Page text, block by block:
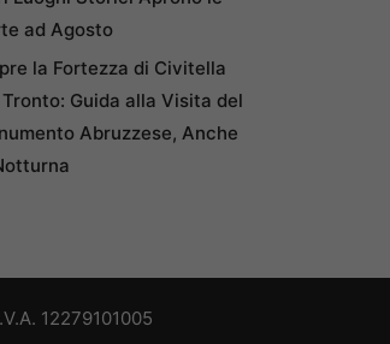
ad Agosto
la Fortezza di Civitella
Guida alla Visita del
Abruzzese, Anche
12279101005